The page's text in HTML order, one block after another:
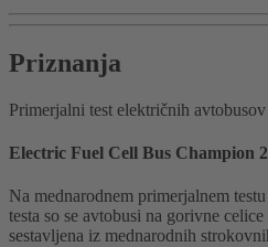
Priznanja
Primerjalni test električnih avtobusov
Electric Fuel Cell Bus Champion
Na mednarodnem primerjalnem
testa so se avtobusi na gorivne
sestavljena iz mednarodnih